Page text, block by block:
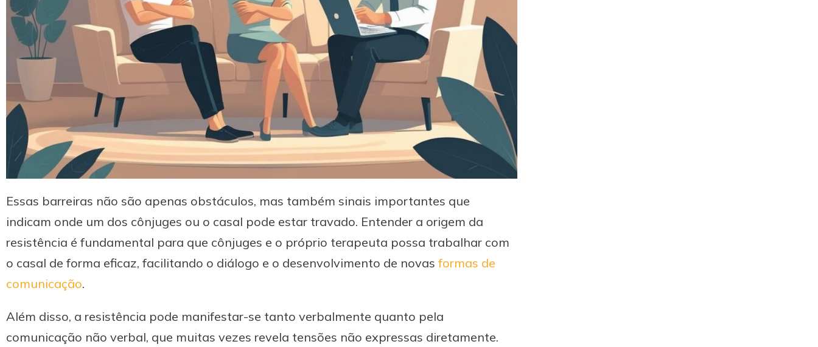
Essas barreiras não são apenas obstáculos, mas também sinais importantes que
indicam onde um dos cônjuges ou o casal pode estar travado. Entender a origem da
resistência é fundamental para que cônjuges e o próprio terapeuta possa trabalhar com
o casal de forma eficaz, facilitando o diálogo e o desenvolvimento de novas formas de
comunicação.
Além disso, a resistência pode manifestar-se tanto verbalmente quanto pela
comunicação não verbal, que muitas vezes revela tensões não expressas diretamente.